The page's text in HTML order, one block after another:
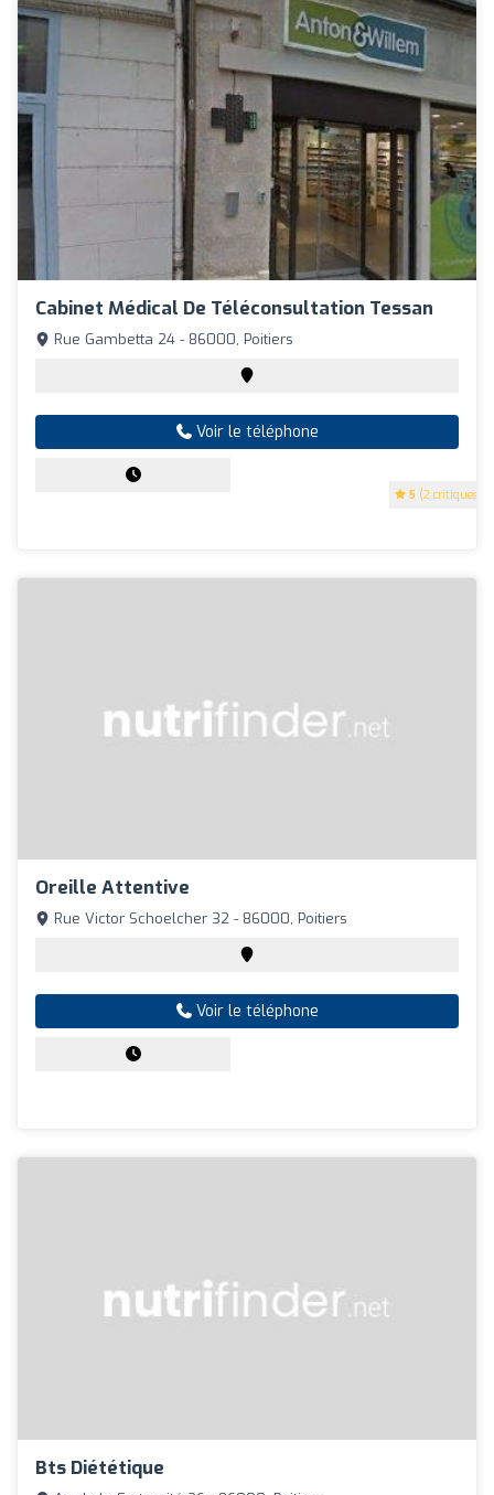
Cabinet Médical De Téléconsultation Tessan
5 (2 critiques)
Rue Gambetta 24 - 86000, Poitiers
Voir le téléphone
Oreille Attentive
Rue Victor Schoelcher 32 - 86000, Poitiers
Voir le téléphone
Bts Diététique